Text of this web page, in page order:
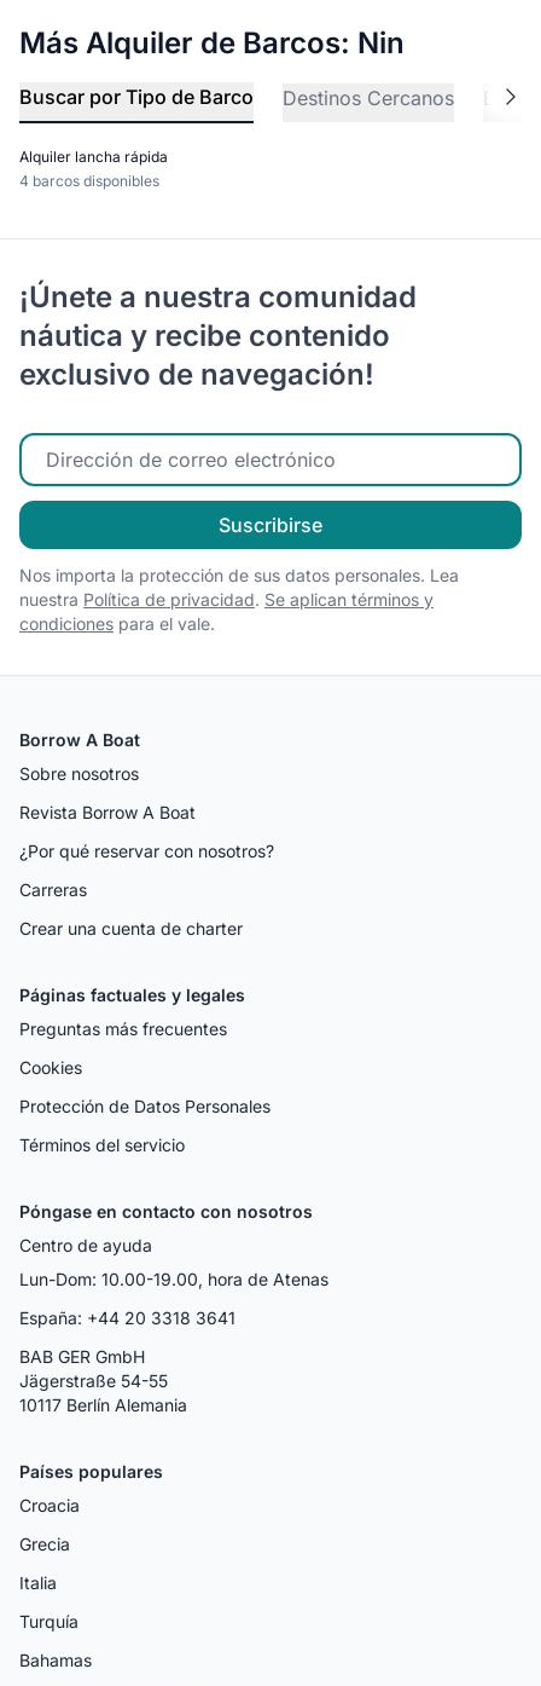
Más Alquiler de Barcos: Nin
Buscar por Tipo de Barco Destinos Cercanos
Alquiler lancha rápida
4 barcos disponibles
¡Únete a nuestra comunidad
náutica y recibe contenido
exclusivo de navegación!
Ingrese su correo electrónico
Suscribirse
Nos importa la protección de sus datos personales. Lea
nuestra Política de privacidad. Se aplican términos y
condiciones para el vale.
Borrow A Boat
Sobre nosotros
Revista Borrow A Boat
¿Por qué reservar con nosotros?
Carreras
Crear una cuenta de charter
Páginas factuales y legales
Preguntas más frecuentes
Cookies
Protección de Datos Personales
Términos del servicio
Póngase en contacto con nosotros
Centro de ayuda
Lun-Dom: 10.00-19.00, hora de Atenas
España: +44 20 3318 3641
BAB GER GmbH
Jägerstraße 54-55
10117 Berlín Alemania
Países populares
Croacia
Grecia
Italia
Turquía
Bahamas